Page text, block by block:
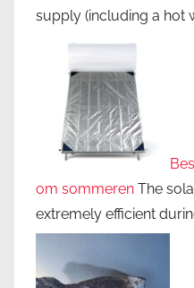
supply (including a hot
om sommeren The
extremely efficient